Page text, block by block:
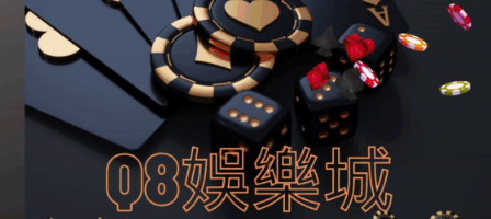
40.國度三農信息治理財產手藝立異策略同盟
41.金融衍生品投資協會
42.中國西醫藥康健服務財產手藝立異策略同盟
43.天下青少年兒童文明藝術鋪評運動委員會
44.中國制作師同盟